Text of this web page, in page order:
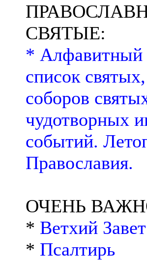
СВЯТЫЕ:
* Алфавитный
список святых,
соборов
чудотворных
событий.
Православия.
ОЧЕНЬ
* Ветхий Завет
* Псалтирь